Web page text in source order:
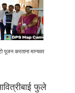
पूजन करताना मान्यवर
फुले